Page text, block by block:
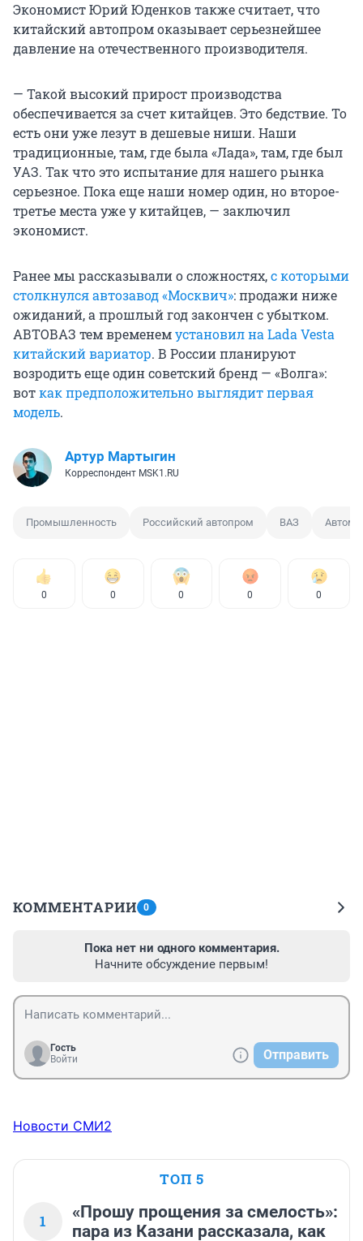
Экономист Юрий Юденков также считает, что
китайский автопром оказывает серьезнейшее
давление на отечественного производителя.
— Такой высокий прирост производства
обеспечивается за счет китайцев. Это бедствие. То
есть они уже лезут в дешевые ниши. Наши
традиционные, там, где была «Лада», там, где был
УАЗ. Так что это испытание для нашего рынка
серьезное. Пока еще наши номер один, но второе-
третье места уже у китайцев, — заключил
экономист.
Ранее мы рассказывали о сложностях,с которыми
столкнулся автозавод «Москвич»: продажи ниже
ожиданий, а прошлый год закончен с убытком.
АВТОВАЗ тем временемустановил на Lada Vesta
китайский вариатор. В России планируют
возродить еще один советский бренд — «Волга»:
воткак предположительно выглядит первая
модель.
Артур Мартыгин
Корреспондент MSK1.RU
Промышленность Российский автопром ВАЗ
0 0 0 0 0
КОММЕНТАРИИ 0
Пока нет ни одного комментария.
Начните обсуждение первым!
Гость
Войти
Отправить
Новости СМИ2
ТОП 5
1
«Прошу прощения за смелость»:
пара из Казани рассказала, как